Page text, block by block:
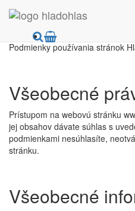
Podmienky
Podmienky používania stránok
Všeobecné
Prístupom na webovú stránku
jej obsahov dávate súhlas s
podmienkami nesúhlasíte,
stránku.
Všeobecné